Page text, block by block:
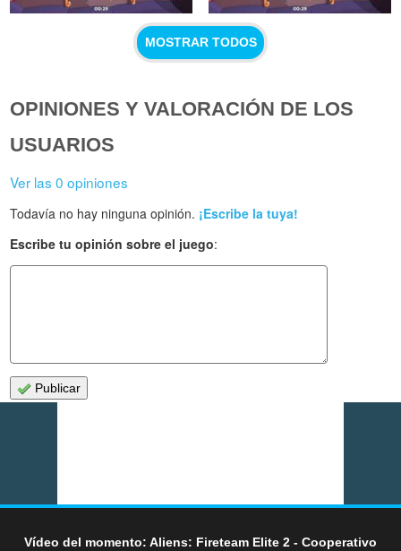
MOSTRAR TODOS
OPINIONES Y VALORACIÓN DE LOS
USUARIOS
Ver las 0 opiniones
Todavía no hay ninguna opinión. ¡Escribe la tuya!
Escribe tu opinión sobre el juego:
Publicar
Vídeo del momento: Aliens: Fireteam Elite 2 - Cooperativo